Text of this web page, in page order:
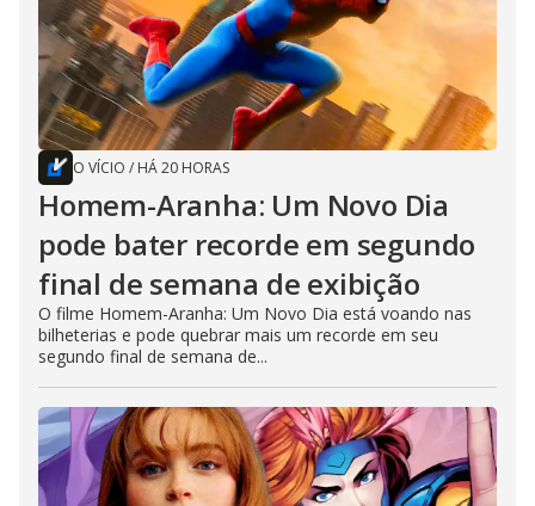
O VÍCIO / HÁ 20 HORAS
Homem-Aranha: Um Novo Dia
pode bater recorde em segundo
final de semana de exibição
O filme Homem-Aranha: Um Novo Dia está voando nas
bilheterias e pode quebrar mais um recorde em seu
segundo final de semana de...